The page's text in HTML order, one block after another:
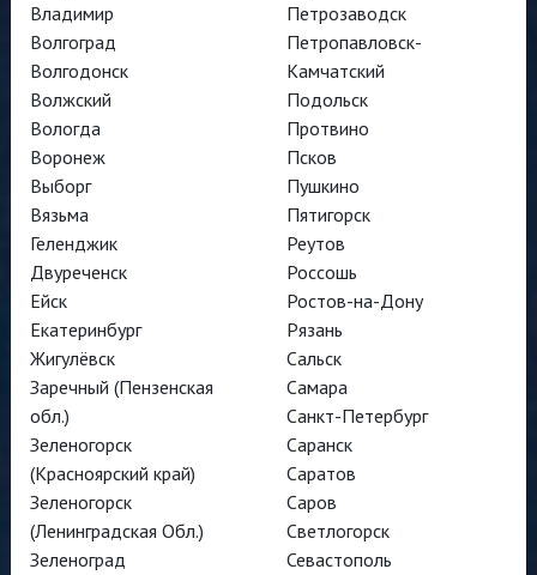
Владимир
Волгоград
Волгодонск
Волжский
Вологда
Воронеж
Выборг
Вязьма
Геленджик
Двуреченск
Ейск
Екатеринбург
Жигулёвск
Заречный (Пензенская
обл.)
Зеленогорск
(Красноярский край)
Зеленогорск
(Ленинградская Обл.)
Зеленоград
Петрозаводск
Петропавловск-
Камчатский
Подольск
Протвино
Псков
Пушкино
Пятигорск
Реутов
Россошь
Ростов-на-Дону
Рязань
Сальск
Самара
Санкт-Петербург
Саранск
Саратов
Саров
Светлогорск
Севастополь